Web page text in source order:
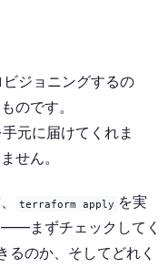
ジョニングするの
のです。
元に届けてくれま
せん。
terraform apply を実
まずチェックしてく
のか、そしてどれく